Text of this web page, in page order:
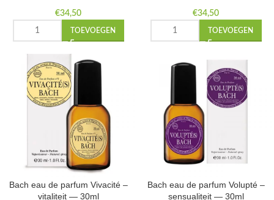
€34,50
TOEVOEGEN
€34,50
TOEVOEGEN
Bach eau de parfum Vivacité –
vitaliteit — 30ml
Bach eau de parfum Volupté –
sensualiteit — 30ml